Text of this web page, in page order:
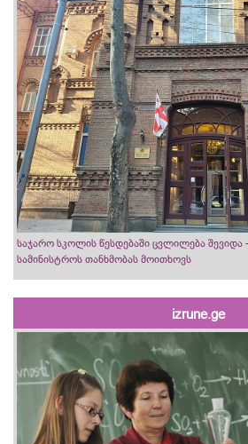
საჯარო სკოლის წესდებაში ცვლილება შევიდა
სამინისტროს თანხმობას მოითხოვს
izrune.ge